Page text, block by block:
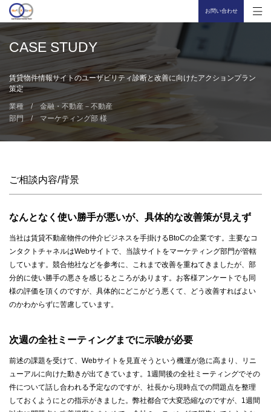
お問い合わせ
CASE STUDY
賃貸物件情報サイトのユーザビリティ診断と改善に向けたアクションプラン
策定
業種 / 金融・不動産 － 不動産
部門 / マーケティング部 様
ご相談内容/背景
なんとなく使い勝手が悪いが、具体的な改善策が見えず
当社は賃貸不動産物件の仲介ビジネスを手掛けるBtoCの企業です。主要なコ
ンタクトチャネルはWebサイトで、当該サイトをマーケティング部門が管轄
しています。競合他社などを参考に、これまで改善を重ねてきましたが、部
分的に使い勝手の悪さを感じるところがあります。お客様アンケートでも同
様の評価を頂くのですが、具体的にどこがどう悪くて、どう改善すればよい
のかわからずに苦慮しています。
次週の全社ミーティングまでに示唆が必要
前述の課題を受けて、Webサイトを見直そうという機運が急に高まり、リニ
ューアルに向けた動きが出てきています。1週間後の全社ミーティングでその
件について話し合われる予定なのですが、社長から現時点での問題点を整理
しておくようにとの指示がきました。弊社都合で大変恐縮なのですが、1週間